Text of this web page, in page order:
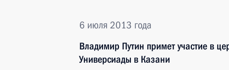
6 июля 2013 года
Владимир Путин примет участие в
Универсиады в Казани